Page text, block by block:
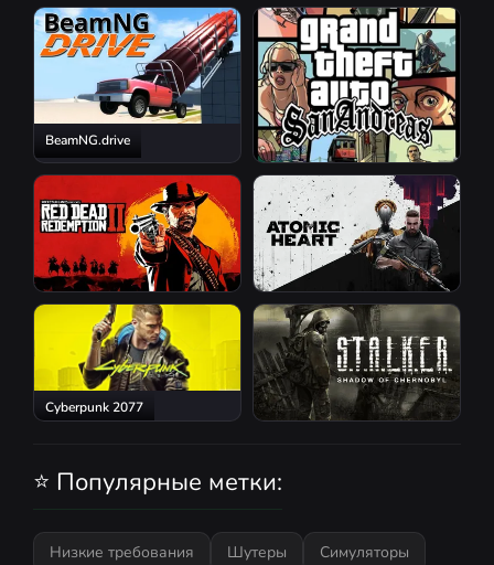
Resident Evil Requiem
BeamNG.drive
GTA San Andreas
Red Dead Redemption 2 Atomic Heart
Cyberpunk 2077
⭐ Популярные метки:
Низкие требования Шутеры
Симуляторы